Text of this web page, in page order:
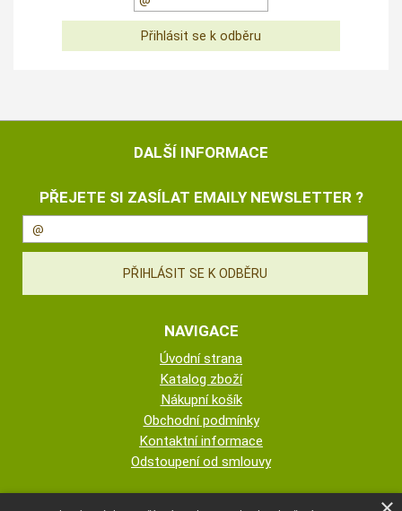
DALŠÍ INFORMACE
PŘEJETE SI ZASÍLAT EMAILY NEWSLETTER ?
NAVIGACE
Úvodní strana
Katalog zboží
Nákupní košík
Obchodní podmínky
Kontaktní informace
Odstoupení od smlouvy